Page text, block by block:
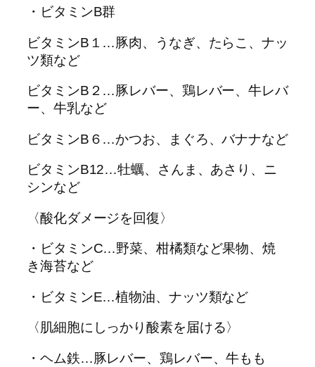
・ビタミンB群
ビタミンB１…豚肉、うなぎ、たらこ、ナッ
ツ類など
ビタミンB２…豚レバー、鶏レバー、牛レバ
ー、牛乳など
ビタミンB６…かつお、まぐろ、バナナなど
ビタミンB12…牡蠣、さんま、あさり、ニ
シンなど
〈酸化ダメージを回復〉
・ビタミンC…野菜、柑橘類など果物、焼
き海苔など
・ビタミンE…植物油、ナッツ類など
〈肌細胞にしっかり酸素を届ける〉
・ヘム鉄…豚レバー、鶏レバー、牛もも